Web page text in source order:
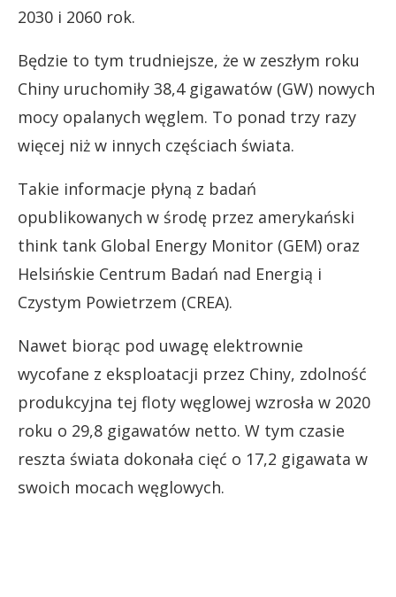
2030 i 2060 rok.
Będzie to tym trudniejsze, że w zeszłym roku
Chiny uruchomiły 38,4 gigawatów (GW) nowych
mocy opalanych węglem. To ponad trzy razy
więcej niż w innych częściach świata.
Takie informacje płyną z badań
opublikowanych w środę przez amerykański
think tank Global Energy Monitor (GEM) oraz
Helsińskie Centrum Badań nad Energią i
Czystym Powietrzem (CREA).
Nawet biorąc pod uwagę elektrownie
wycofane z eksploatacji przez Chiny, zdolność
produkcyjna tej floty węglowej wzrosła w 2020
roku o 29,8 gigawatów netto. W tym czasie
reszta świata dokonała cięć o 17,2 gigawata w
swoich mocach węglowych.